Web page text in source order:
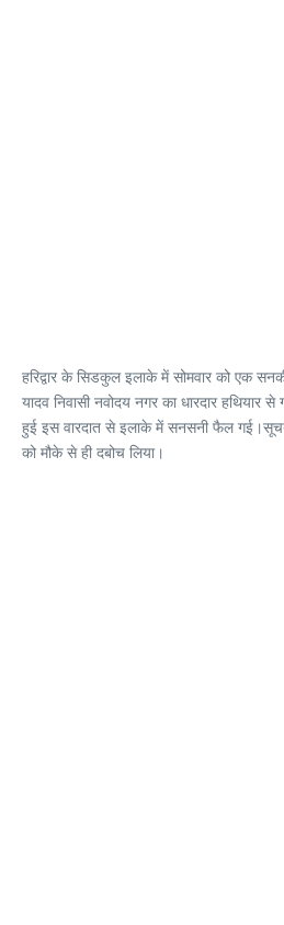
हरिद्वार के सिडकुल इलाके में सोमवार को एक
यादव निवासी नवोदय नगर का धारदार हथियार
हुई इस वारदात से इलाके में सनसनी फैल
को मौके से ही दबोच लिया।